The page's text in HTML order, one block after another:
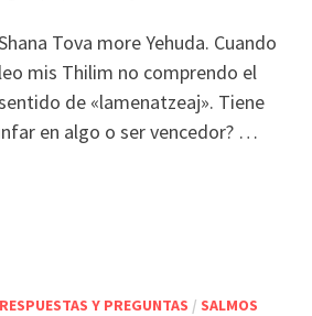
Tova more Yehuda. Cuando
leo mis Thilim no comprendo el
de «lamenatzeaj». Tiene
en algo o ser vencedor? …
RESPUESTAS Y PREGUNTAS / SALMOS